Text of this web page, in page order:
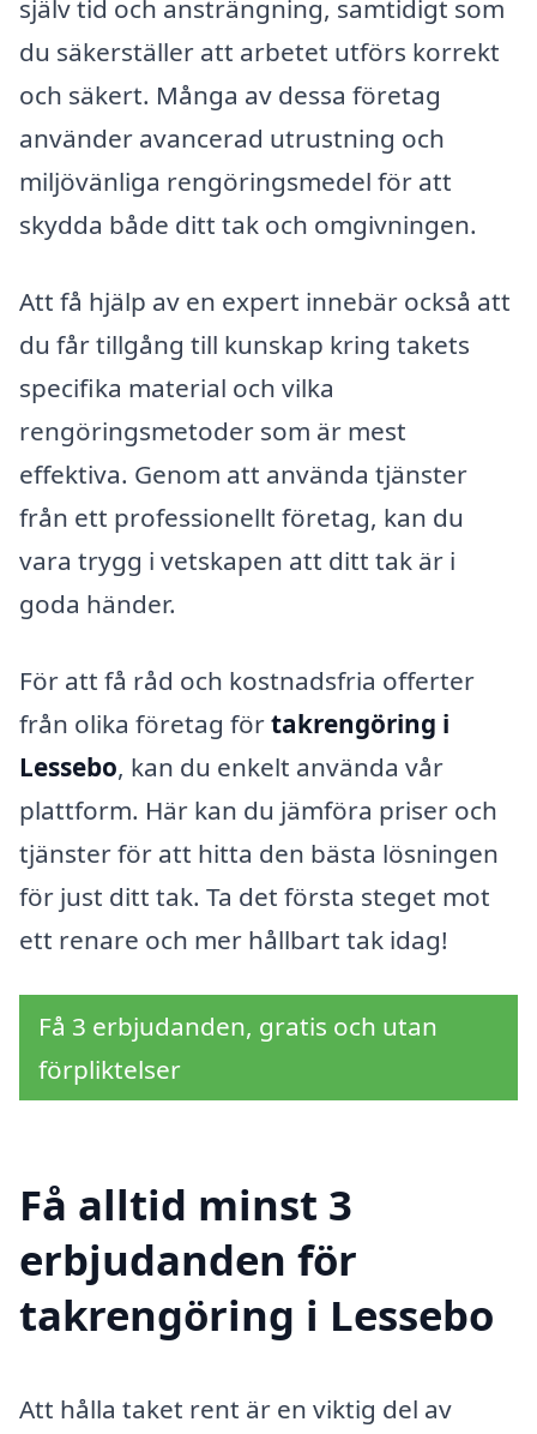
själv tid och ansträngning, samtidigt som
du säkerställer att arbetet utförs korrekt
och säkert. Många av dessa företag
använder avancerad utrustning och
miljövänliga rengöringsmedel för att
skydda både ditt tak och omgivningen.
Att få hjälp av en expert innebär också att
du får tillgång till kunskap kring takets
specifika material och vilka
rengöringsmetoder som är mest
effektiva. Genom att använda tjänster
från ett professionellt företag, kan du
vara trygg i vetskapen att ditt tak är i
goda händer.
För att få råd och kostnadsfria offerter
från olika företag förtakrengöring i
Lessebo, kan du enkelt använda vår
plattform. Här kan du jämföra priser och
tjänster för att hitta den bästa lösningen
för just ditt tak. Ta det första steget mot
ett renare och mer hållbart tak idag!
Få 3 erbjudanden, gratis och utan
förpliktelser
Få alltid minst 3
erbjudanden för
takrengöring i Lessebo
Att hålla taket rent är en viktig del av